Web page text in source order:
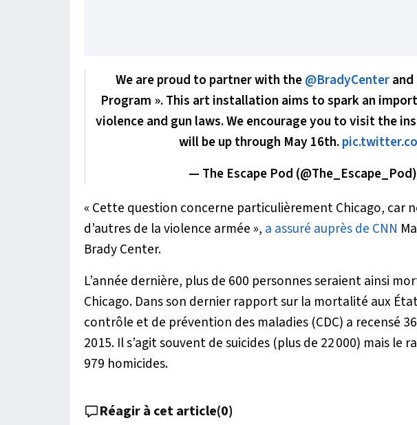
We are proud to partner with the@BradyCenterand
Program ». This art installation aims to spark an
violence and gun laws. We encourage you to visit the
will be up through May 16th.
— The Escape Pod (@The_Escape_Pod)
« Cette question concerne particulièrement Chicago, car
d’autres de la violence armée », a assuré auprès de CNN
Brady Center.
L’année dernière, plus de 600 personnes seraient ainsi
Chicago. Dans son dernier rapport sur la mortalité aux
contrôle et de prévention des maladies (CDC) a recensé
2015. Il s’agit souvent de suicides (plus de 22 000) mais le
979 homicides.
Réagir à cet article(0)